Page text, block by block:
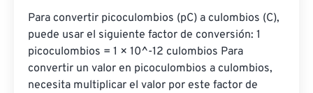
Para convertir picoculombios (pC) a culombios (C),
puede usar el siguiente factor de conversión: 1
picoculombios = 1 × 10^-12 culombios Para
convertir un valor en picoculombios a culombios,
necesita multiplicar el valor por este factor de